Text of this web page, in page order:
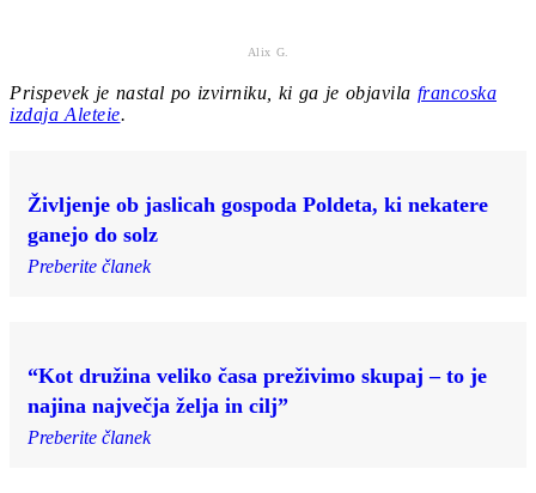
Alix G.
Prispevek je nastal po izvirniku, ki ga je objavila francoska
izdaja Aleteie.
Življenje ob jaslicah gospoda Poldeta, ki nekatere
ganejo do solz
Preberite članek
“Kot družina veliko časa preživimo skupaj – to je
najina največja želja in cilj”
Preberite članek